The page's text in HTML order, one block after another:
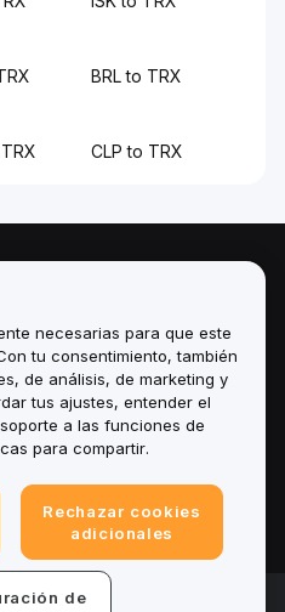
BRL to TRX
CLP to TRX
los derechos
necesarias para que este
tu consentimiento, también
de análisis, de marketing y
tus ajustes, entender el
a las funciones de
para compartir.
Rechazar cookies
adicionales
de